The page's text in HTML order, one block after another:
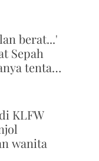
berat...'
Sepah
tentang
KLFW
wanita